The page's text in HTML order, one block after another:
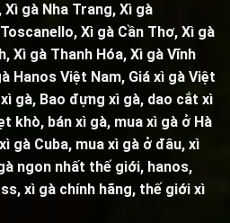
gà Nha Trang, Xì gà
Toscanello, Xì gà Cần Thơ, Xì gà
Xì gà Thanh Hóa, Xì gà Vĩnh
Hanos Việt Nam, Giá xì gà Việt
gà, Bao đựng xì gà, dao cắt xì
khò, bán xì gà, mua xì gà ở Hà
gà Cuba, mua xì gà ở đâu, xì
ngon nhất thế giới, hanos,
xì gà chính hãng, thế giới xì